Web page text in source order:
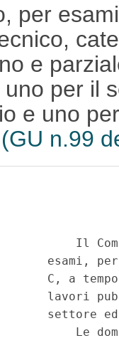
per
e
per il
e uno
(GU n.99